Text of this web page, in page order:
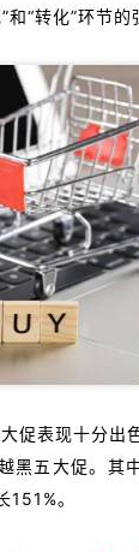
“转化”环节的
促表现十分出
黑五大促。 其
。